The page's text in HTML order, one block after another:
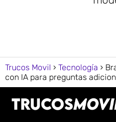
Trucos Movil Tecnología
con IA para preguntas